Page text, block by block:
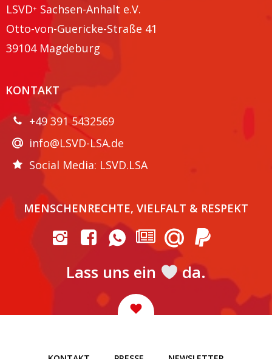
LSVD⁺ Sachsen-Anhalt e.V.
Otto-von-Guericke-Straße 41
39104 Magdeburg
MENSCHENRECHTE, VIELFALT & RESPEKT
Lass uns ein da.
KONTAKT
+49 391 5432569
info@LSVD-LSA.de
Social Media: LSVD.LSA